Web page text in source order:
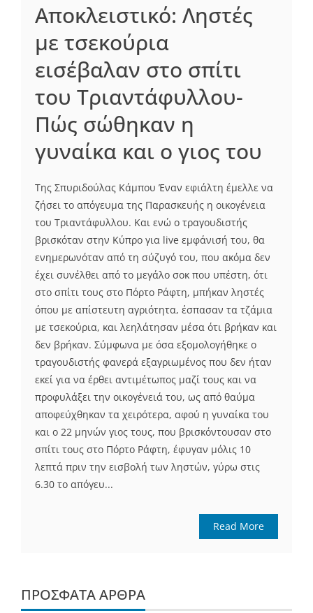
Αποκλειστικό: Ληστές
με τσεκούρια
εισέβαλαν στο σπίτι
του Τριαντάφυλλου-
Πώς σώθηκαν η
γυναίκα και ο γιος του
Της Σπυριδούλας Κάμπου Έναν εφιάλτη έμελλε να
ζήσει το απόγευμα της Παρασκευής η οικογένεια
του Τριαντάφυλλου. Και ενώ ο τραγουδιστής
βρισκόταν στην Κύπρο για live εμφάνισή του, θα
ενημερωνόταν από τη σύζυγό του, που ακόμα δεν
έχει συνέλθει από το μεγάλο σοκ που υπέστη, ότι
στο σπίτι τους στο Πόρτο Ράφτη, μπήκαν ληστές
όπου με απίστευτη αγριότητα, έσπασαν τα τζάμια
με τσεκούρια, και λεηλάτησαν μέσα ότι βρήκαν και
δεν βρήκαν. Σύμφωνα με όσα εξομολογήθηκε ο
τραγουδιστής φανερά εξαγριωμένος που δεν ήταν
εκεί για να έρθει αντιμέτωπος μαζί τους και να
προφυλάξει την οικογένειά του, ως από θαύμα
αποφεύχθηκαν τα χειρότερα, αφού η γυναίκα του
και ο 22 μηνών γιος τους, που βρισκόντουσαν στο
σπίτι τους στο Πόρτο Ράφτη, έφυγαν μόλις 10
λεπτά πριν την εισβολή των ληστών, γύρω στις
6.30 το απόγευ...
Read More
ΠΡΌΣΦΑΤΑ ΆΡΘΡΑ